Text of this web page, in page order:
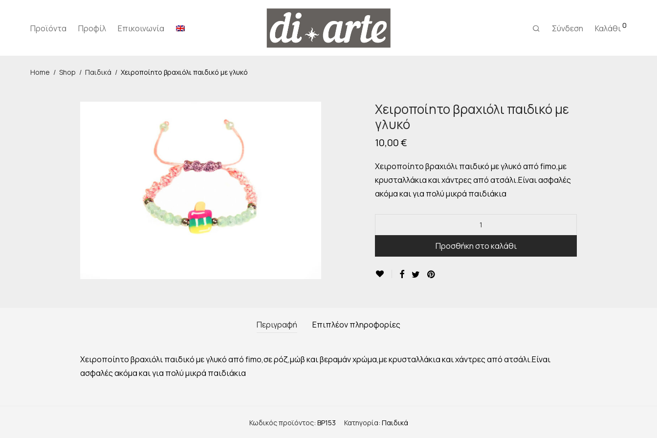
Προϊόντα Προφίλ Επικοινωνία Σύνδεση Καλάθι0
Home / Shop / Παιδικά / Χειροποίητο βραχιόλι παιδικό με γλυκό
Χειροποίητο βραχιόλι παιδικό με
γλυκό
10,00€
Χειροποίητο βραχιόλι παιδικό με γλυκό από fimo,με
κρυσταλλάκια και χάντρες από ατσάλι.Είναι ασφαλές
ακόμα και για πολύ μικρά παιδιάκια
Προσθήκη στο καλάθι
Περιγραφή Επιπλέον πληροφορίες
Χειροποίητο βραχιόλι παιδικό με γλυκό από fimo,σε ρόζ,μώβ και βεραμάν χρώμα,με κρυσταλλάκια και χάντρες από ατσάλι.Είναι
ασφαλές ακόμα και για πολύ μικρά παιδιάκια
Κωδικός προϊόντος: BP153 Κατηγορία: Παιδικά